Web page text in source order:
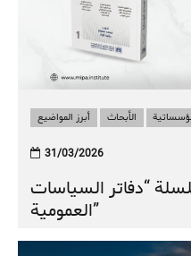
أبرز المواضيع الأبحاث
31/03/2026
“دفاتر السياسات
العمومية”